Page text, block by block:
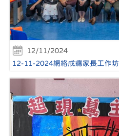
12/11/2024
12-11-2024網絡成癮家長工作坊